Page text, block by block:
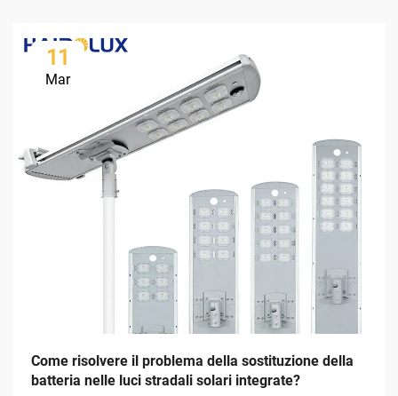
11
Mar
Come risolvere il problema della sostituzione della
batteria nelle luci stradali solari integrate?